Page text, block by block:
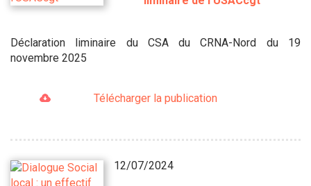
Déclaration liminaire du CSA du CRNA-Nord du 19
novembre 2025
Télécharger la publication
12/07/2024